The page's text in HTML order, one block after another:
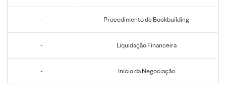
- Procedimento de Bookbuilding
- Liquidação Financeira
- Início da Negociação